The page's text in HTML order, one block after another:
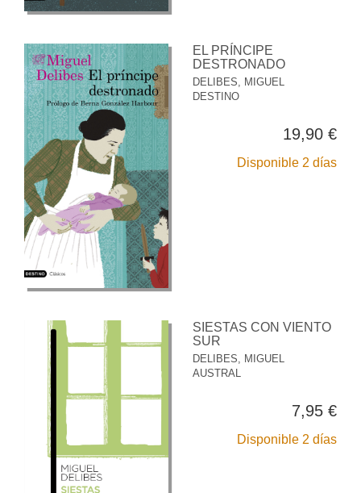
EL PRÍNCIPE
DESTRONADO
DELIBES, MIGUEL
DESTINO
19,90 €
Disponible 2 días
SIESTAS CON VIENTO
SUR
DELIBES, MIGUEL
AUSTRAL
7,95 €
Disponible 2 días